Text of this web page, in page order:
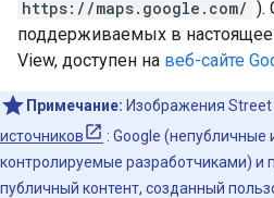
https://maps.google.com/ ).
поддерживаемых в
View, доступен на веб-сайте
Примечание: Изображения Street
источников
: Google (непубличные
контролируемые разработчиками) и
публичный контент, созданный